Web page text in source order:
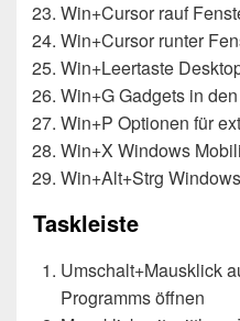
Win+Cursor rauf
Win+Cursor runter
Win+Leertaste
Win+G Gadgets in
Win+P Optionen für
Win+X Windows
Win+Alt+Strg
Taskleiste
Umschalt+Mausklick
Programms öffnen